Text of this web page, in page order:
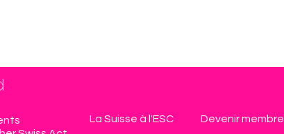
Devenir membre
La Suisse à l'ESC